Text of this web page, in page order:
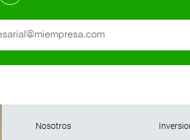
Pie de página
Nosotros